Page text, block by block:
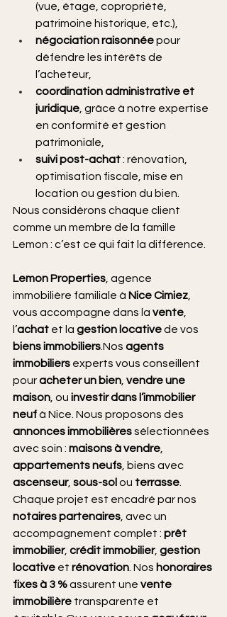
(vue, étage, copropriété,
patrimoine historique, etc.),
négociation raisonnée pour
défendre les intérêts de
l’acheteur,
coordination administrative et
juridique , grâce à notre expertise
en conformité et gestion
patrimoniale,
suivi post-achat : rénovation,
optimisation fiscale, mise en
location ou gestion du bien.
Nous considérons chaque client
comme un membre de la famille
Lemon : c’est ce qui fait la différence.
Lemon Properties , agence
immobilière familiale à Nice Cimiez
vous accompagne dans la vente
l’achat et la gestion locative de vos
biens immobiliers.Nos agents
immobiliers experts vous conseillent
pour acheter un bien vendre une
maison , ou investir dans l’immobilier
neuf à Nice. Nous proposons des
annonces immobilières sélectionnées
avec soin : maisons à vendre
appartements neufs , biens avec
ascenseur, sous-sol ou terrasse
Chaque projet est encadré par nos
notaires partenaires , avec un
accompagnement complet : prêt
immobilier, crédit immobilier, gestion
locative et rénovation . Nos honoraires
fixes à 3 % assurent une vente
immobilière transparente et